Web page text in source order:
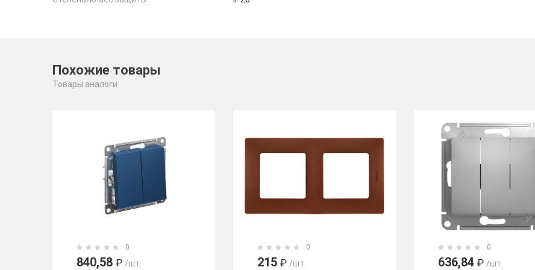
Похожие товары
Товары аналоги
0
840,58 ₽ /шт.
0
215 ₽ /шт.
0
636,84 ₽ /шт.